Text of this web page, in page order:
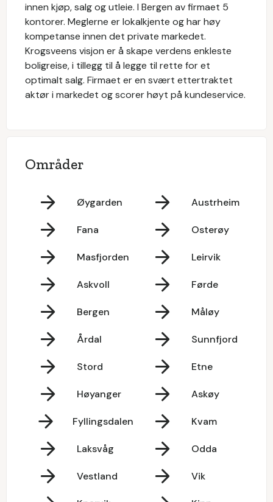
innen kjøp, salg og utleie. I Bergen av firmaet 5
kontorer. Meglerne er lokalkjente og har høy
kompetanse innen det private markedet.
Krogsveens visjon er å skape verdens enkleste
boligreise, i tillegg til å legge til rette for et
optimalt salg. Firmaet er en svært ettertraktet
aktør i markedet og scorer høyt på kundeservice.
Områder
Øygarden Austrheim
Fana Osterøy
Masfjorden Leirvik
Askvoll Førde
Bergen Måløy
Årdal Sunnfjord
Stord Etne
Høyanger Askøy
Fyllingsdalen Kvam
Laksvåg Odda
Vestland Vik